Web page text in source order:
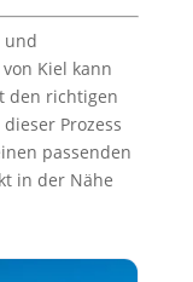
und
Kiel kann
den richtigen
Prozess
passenden
in der Nähe